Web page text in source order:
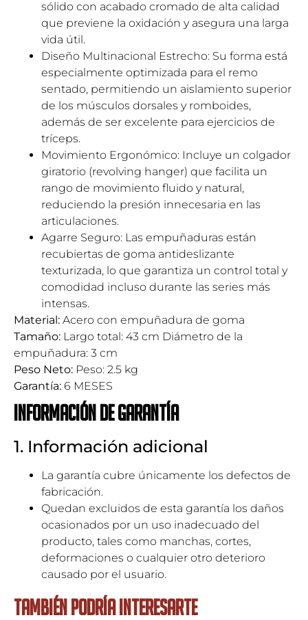
sólido con acabado cromado de alta calidad
que previene la oxidación y asegura una larga
vida útil.
Diseño Multinacional Estrecho: Su forma está
especialmente optimizada para el remo
sentado, permitiendo un aislamiento superior
de los músculos dorsales y romboides,
además de ser excelente para ejercicios de
tríceps.
Movimiento Ergonómico: Incluye un colgador
giratorio (revolving hanger) que facilita un
rango de movimiento fluido y natural,
reduciendo la presión innecesaria en las
articulaciones.
Agarre Seguro: Las empuñaduras están
recubiertas de goma antideslizante
texturizada, lo que garantiza un control total y
comodidad incluso durante las series más
intensas.
Material: Acero con empuñadura de goma
Tamaño: Largo total: 43 cm Diámetro de la
empuñadura: 3 cm
Peso Neto: Peso: 2.5 kg
Garantía: 6 MESES
Información de garantía
1. Información adicional
La garantía cubre únicamente los defectos de
fabricación.
Quedan excluidos de esta garantía los daños
ocasionados por un uso inadecuado del
producto, tales como manchas, cortes,
deformaciones o cualquier otro deterioro
causado por el usuario.
TAMBIÉN PODRÍA INTERESARTE